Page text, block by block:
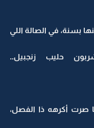
بسنة، في الصالة اللي
حليب زنجبيل..
صرت أكرهه ذا الفصل،